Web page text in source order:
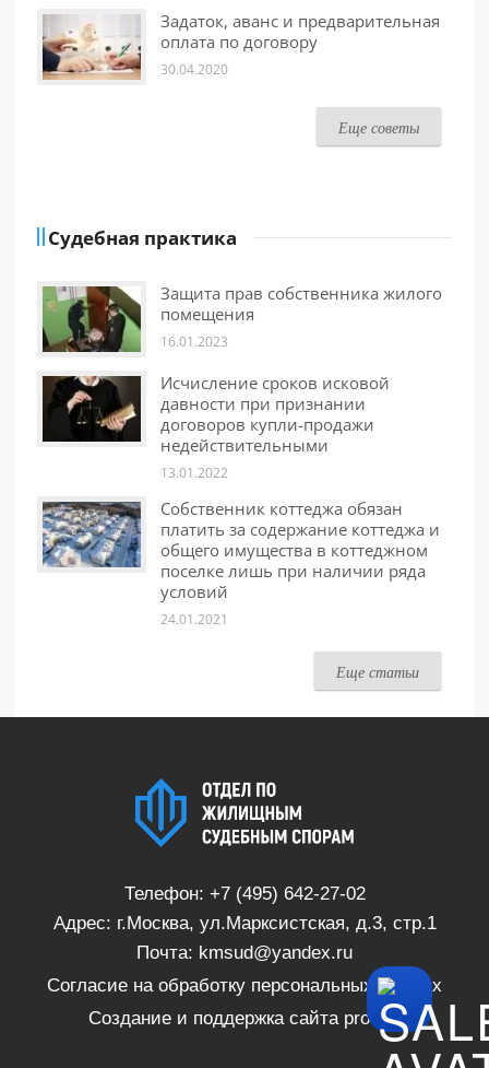
Задаток, аванс и предварительная
оплата по договору
30.04.2020
Еще советы
Судебная практика
Защита прав собственника жилого
помещения
16.01.2023
Исчисление сроков исковой
давности при признании
договоров купли-продажи
недействительными
13.01.2022
Собственник коттеджа обязан
платить за содержание коттеджа и
общего имущества в коттеджном
поселке лишь при наличии ряда
условий
24.01.2021
Еще статьи
Телефон: +7 (495) 642-27-02
Адрес: г.Москва, ул.Марксистская, д.3, стр.1
Почта: kmsud@yandex.ru
Согласие на обработку персональных данных
Создание и поддержка сайта proSite